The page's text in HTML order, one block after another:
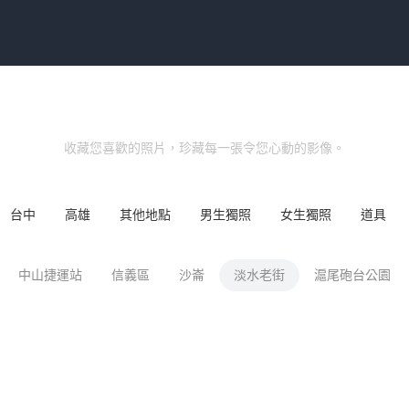
收藏您喜歡的照片，珍藏每一張令您心動的影像。
台中 高雄 其他地點 男生獨照 女生獨照 道具
中山捷運站 信義區 沙崙 淡水老街 滬尾砲台公園